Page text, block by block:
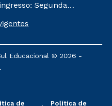
Segunda
matrícula será de R$
aos cursos: Ensino
Docência e Metodologia
Atuais.
Educacional © 2026 -
de Política de